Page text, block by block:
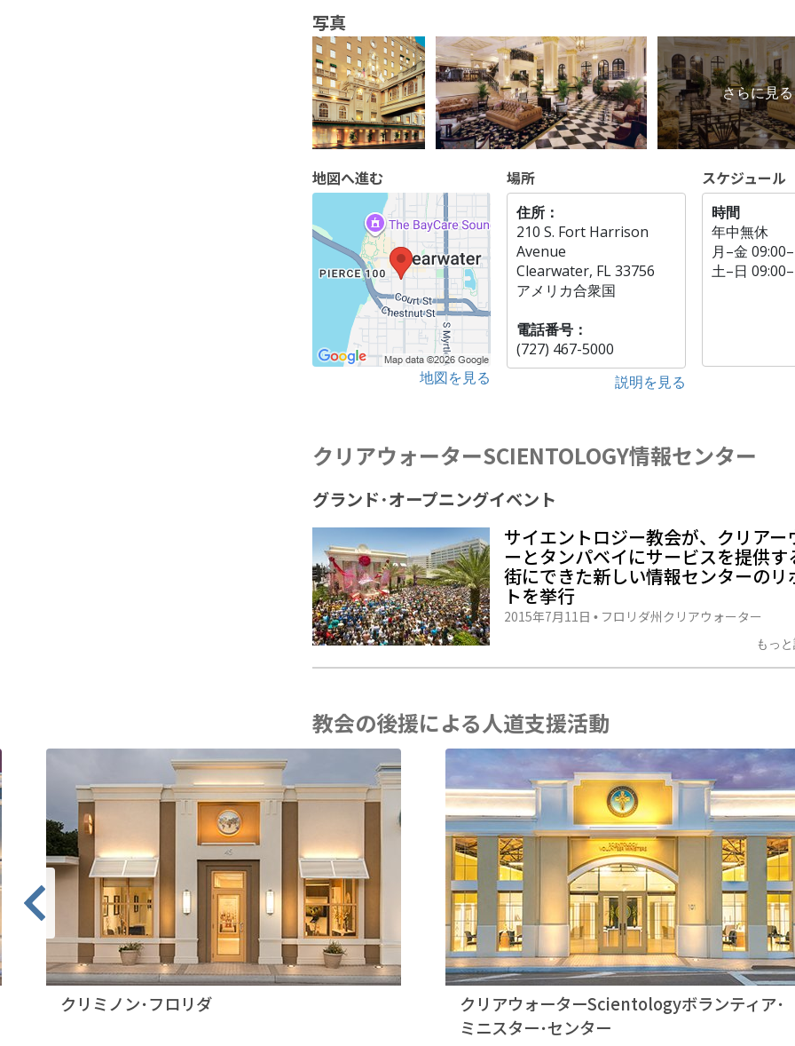
写真
さらに見
地図へ進む
地図を見る
場所
住所：
210 S. Fort Harrison
Avenue
Clearwater, FL 33756
アメリカ合衆国
電話番号：
(727) 467-5000
説明を見る
スケジュール
時間
年中無休
月–金
土–日
クリアウォーターSCIENTOLOGY情報センター
グランド･オープニングイベント
サイエントロジー教会が、クリアー
ーとタンパベイにサービスを提供す
街にできた新しい情報センターのリ
トを挙行
2015年7月11日 • フロリダ州クリアウォーター
もっ
教会の後援による人道支援活動
クリミノン･フロリダ
クリアウォーターScientologyボランティア･
ミニスター･センター